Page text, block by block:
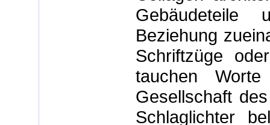
Gebäudeteile
Beziehung
Schriftzüge
tauchen
Gesellschaft
Schlaglichter